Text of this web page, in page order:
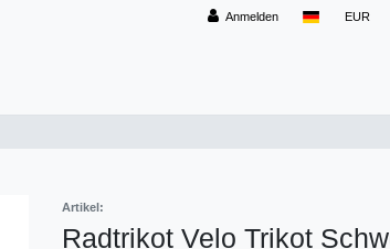
Anmelden EUR
Artikel:
Radtrikot Velo Trikot